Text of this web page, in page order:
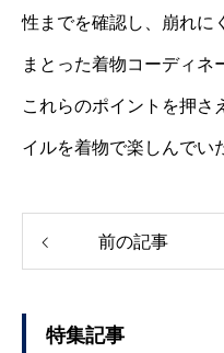
性までを確認し、崩れに
まとった着物コーディネ
これらのポイントを押さ
イルを着物で楽しんでい
前の記事
特集記事